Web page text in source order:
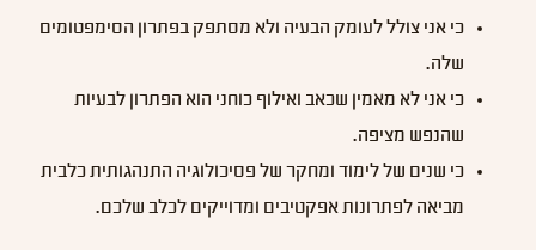
כי אני צולל לעומק הבעיה ולא מסתפק בפתרון הסימפטומים
שלה.
כי אני לא מאמין שכאב ואילוף כוחני הוא הפתרון לבעיות
שהנפש מציפה.
כי שנים של לימוד ומחקר של פסיכולוגיה התנהגותית כלבית
מביאה לפתרונות אפקטיבים ומדוייקים לכלב שלכם.